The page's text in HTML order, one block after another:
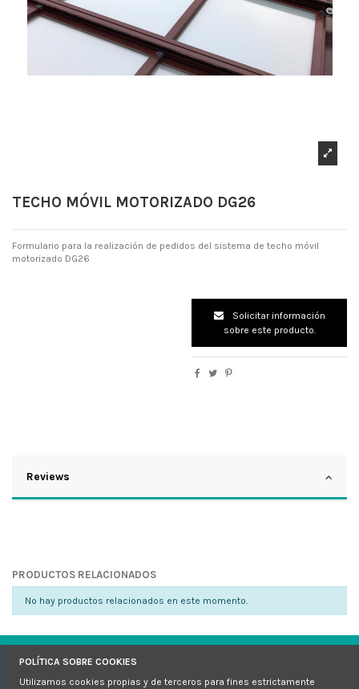
TECHO MÓVIL MOTORIZADO DG26
Formulario para la realización de pedidos del sistema de techo móvil
motorizado DG26
Solicitar información
sobre este producto.
Reviews
PRODUCTOS RELACIONADOS
No hay productos relacionados en este momento.
Sellos de calidad
POLÍTICA SOBRE COOKIES
Utilizamos cookies propias y de terceros para fines estrictamente